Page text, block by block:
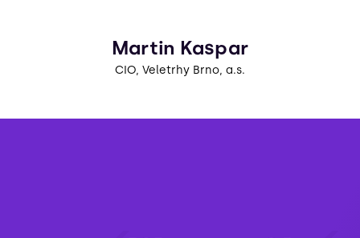
Martin Kaspar
CIO, Veletrhy Brno, a.s.